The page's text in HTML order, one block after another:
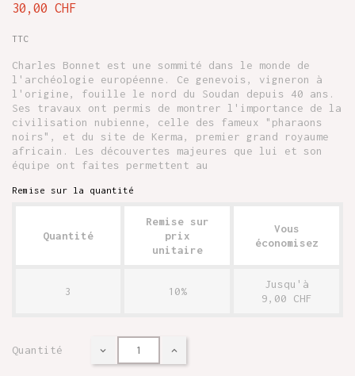
30,00 CHF
TTC
Charles Bonnet est une sommité dans le monde de
l'archéologie européenne. Ce genevois, vigneron à
l'origine, fouille le nord du Soudan depuis 40 ans.
Ses travaux ont permis de montrer l'importance de la
civilisation nubienne, celle des fameux "pharaons
noirs", et du site de Kerma, premier grand royaume
africain. Les découvertes majeures que lui et son
équipe ont faites permettent au
Remise sur la quantité
Quantité
Remise sur
prix
unitaire
Vous
économisez
3 10%
Jusqu'à
9,00 CHF
Quantité